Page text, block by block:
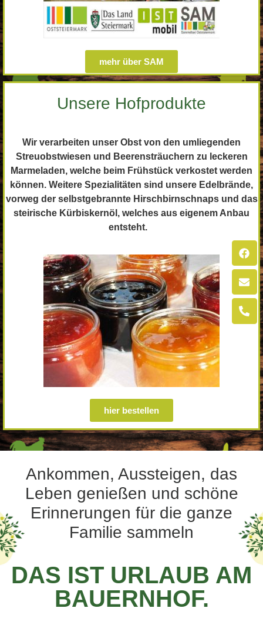
mehr über SAM
Unsere Hofprodukte
Wir verarbeiten unser Obst von den umliegenden
Streuobstwiesen und Beerensträuchern zu leckeren
Marmeladen, welche beim Frühstück verkostet werden
können. Weitere Spezialitäten sind unsere Edelbrände,
vorweg der selbstgebrannte Hirschbirnschnaps und das
steirische Kürbiskernöl, welches aus eigenem Anbau
entsteht.
hier bestellen
Ankommen, Aussteigen, das
Leben genießen und schöne
Erinnerungen für die ganze
Familie sammeln
DAS IST URLAUB AM
BAUERNHOF.